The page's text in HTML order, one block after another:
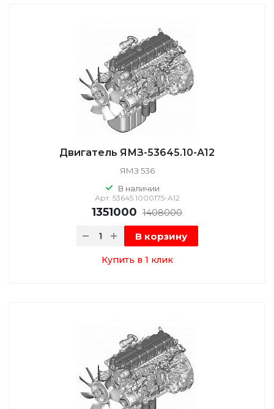
Двигатель ЯМЗ-53645.10-А12
ЯМЗ 536
В наличии
Арт. 53645.1000175-А12
1351000 1408000
В корзину
Купить в 1 клик